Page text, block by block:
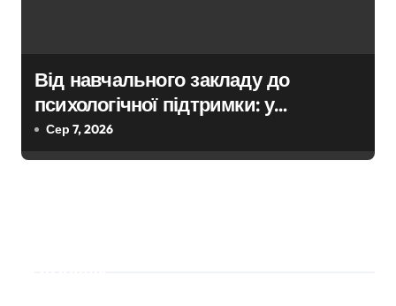
Від навчального закладу до
психологічної підтримки: у
Київській області з’явиться
унікальний маршрут для молоді
Сер 7, 2026